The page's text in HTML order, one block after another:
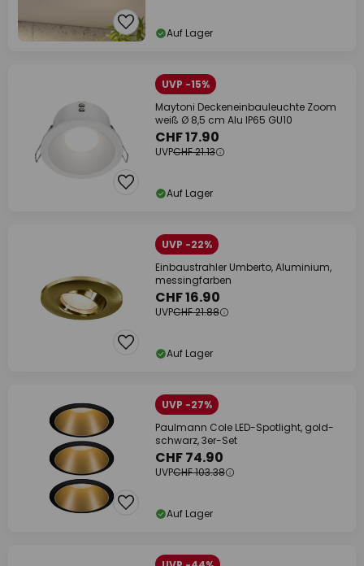
Auf Lager
UVP -15%
Maytoni Deckeneinbauleuchte Zoom
weiß Ø 8,5 cm Alu IP65 GU10
CHF 17.90
UVPCHF 21.13
Auf Lager
UVP -22%
Einbaustrahler Umberto, Aluminium,
messingfarben
CHF 16.90
UVPCHF 21.88
Auf Lager
UVP -27%
Paulmann Cole LED-Spotlight, gold-
schwarz, 3er-Set
CHF 74.90
UVPCHF 103.38
Auf Lager